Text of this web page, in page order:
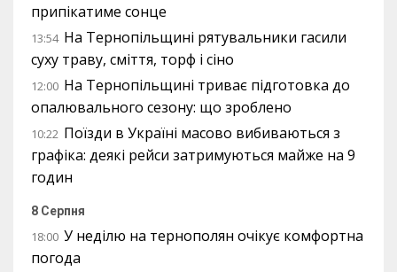
припікатиме сонце
13:54 На Тернопільщині рятувальники гасили
суху траву, сміття, торф і сіно
12:00 На Тернопільщині триває підготовка до
опалювального сезону: що зроблено
10:22 Поїзди в Україні масово вибиваються з
графіка: деякі рейси затримуються майже на 9
годин
8 Серпня
18:00 У неділю на тернополян очікує комфортна
погода